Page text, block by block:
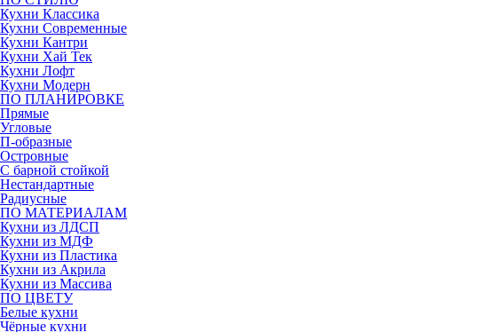
Кухни Классика
Кухни Современные
Кухни Кантри
Кухни Хай Тек
Кухни Лофт
Кухни Модерн
ПО ПЛАНИРОВКЕ
Прямые
Угловые
П-образные
Островные
С барной стойкой
Нестандартные
Радиусные
ПО МАТЕРИАЛАМ
Кухни из ЛДСП
Кухни из МДФ
Кухни из Пластика
Кухни из Акрила
Кухни из Массива
ПО ЦВЕТУ
Белые кухни
Чёрные кухни